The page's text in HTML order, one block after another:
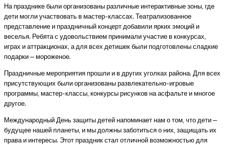
На празднике были организованы различные интерактивные зоны, где
дети могли участвовать в мастер-классах. Театрализованное
представление и праздничный концерт добавили ярких эмоций и
веселья. Ребята с удовольствием принимали участие в конкурсах,
играх и аттракционах, а для всех детишек были подготовлены сладкие
подарки — мороженое.
Праздничные мероприятия прошли и в других уголках района. Для всех
присутствующих были организованы развлекательно-игровые
программы, мастер-классы, конкурсы рисунков на асфальте и многое
другое.
Международный День защиты детей напоминает нам о том, что дети —
будущее нашей планеты, и мы должны заботиться о них, защищать их
права и интересы. Этот праздник стал отличной возможностью для